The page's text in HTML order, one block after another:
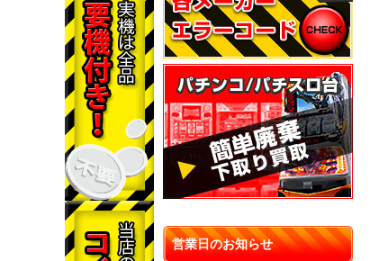
営業日のお知らせ